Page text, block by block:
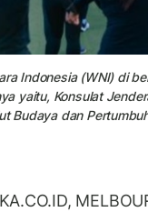
Indonesia (WNI) di
yaitu, Konsulat
Budaya dan